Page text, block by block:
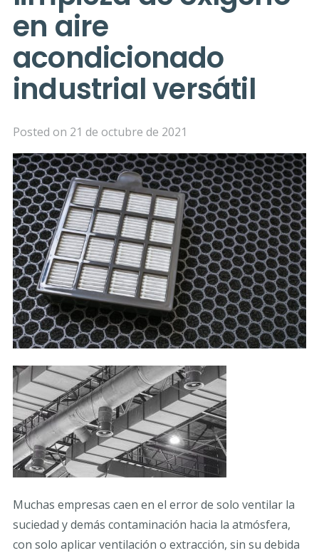
en aire
acondicionado
industrial versátil
Posted on 21 de octubre de 2021
Muchas empresas caen en el error de solo ventilar la
suciedad y demás contaminación hacia la atmósfera,
con solo aplicar ventilación o extracción, sin su debida